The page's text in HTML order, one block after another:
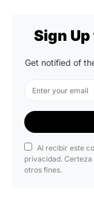
Sign
Get notified of
Al recibir este
privacidad.
otros fines.